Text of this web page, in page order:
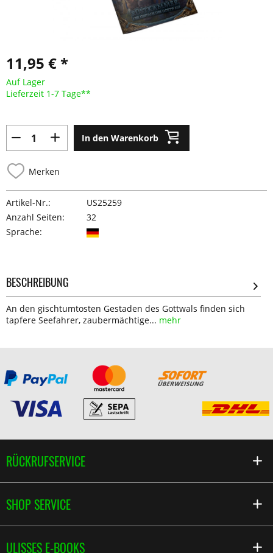
11,95 € *
Auf Lager
Lieferzeit 1-7 Tage**
In den Warenkorb
Merken
Artikel-Nr.:
US25259
Anzahl Seiten:
32
Sprache:
BESCHREIBUNG
An den gischtumtosten Gestaden des Gottwals finden sich
tapfere Seefahrer, zaubermächtige... mehr
RÜCKRUFSERVICE
SHOP SERVICE
ULISSES E-BOOKS